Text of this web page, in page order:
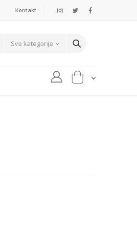
Kontakt